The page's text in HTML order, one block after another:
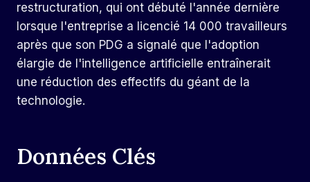
restructuration, qui ont débuté l'année dernière
lorsque l'entreprise a licencié 14 000 travailleurs
après que son PDG a signalé que l'adoption
élargie de l'intelligence artificielle entraînerait
une réduction des effectifs du géant de la
technologie.
Données Clés